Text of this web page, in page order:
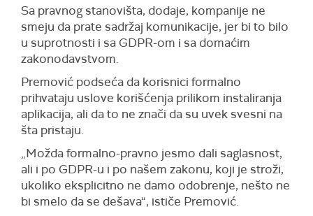
Sa pravnog stanovišta, dodaje, kompanije ne
smeju da prate sadržaj komunikacije, jer bi to bilo
u suprotnosti i sa GDPR-om i sa domaćim
zakonodavstvom.
Premović podseća da korisnici formalno
prihvataju uslove korišćenja prilikom instaliranja
aplikacija, ali da to ne znači da su uvek svesni na
šta pristaju.
„Možda formalno-pravno jesmo dali saglasnost,
ali i po GDPR-u i po našem zakonu, koji je stroži,
ukoliko eksplicitno ne damo odobrenje, nešto ne
bi smelo da se dešava“, ističe Premović.